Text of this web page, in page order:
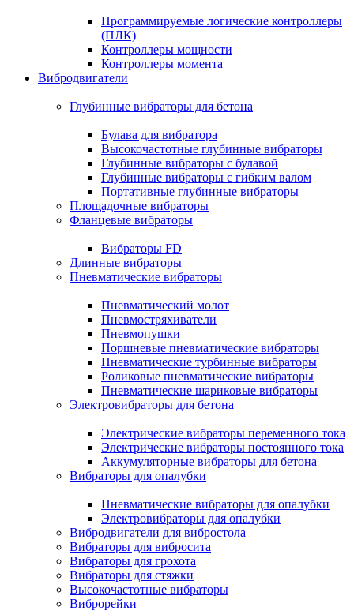
Программируемые логические контроллеры
(ПЛК)
Контроллеры мощности
Контроллеры момента
Вибродвигатели
Глубинные вибраторы для бетона
Булава для вибратора
Высокочастотные глубинные вибраторы
Глубинные вибраторы с булавой
Глубинные вибраторы с гибким валом
Портативные глубинные вибраторы
Площадочные вибраторы
Фланцевые вибраторы
Вибраторы FD
Длинные вибраторы
Пневматические вибраторы
Пневматический молот
Пневмостряхиватели
Пневмопушки
Поршневые пневматические вибраторы
Пневматические турбинные вибраторы
Роликовые пневматические вибраторы
Пневматические шариковые вибраторы
Электровибраторы для бетона
Электрические вибраторы переменного тока
Электрические вибраторы постоянного тока
Аккумуляторные вибраторы для бетона
Вибраторы для опалубки
Пневматические вибраторы для опалубки
Электровибраторы для опалубки
Вибродвигатели для вибростола
Вибраторы для вибросита
Вибраторы для грохота
Вибраторы для стяжки
Высокочастотные вибраторы
Виброрейки